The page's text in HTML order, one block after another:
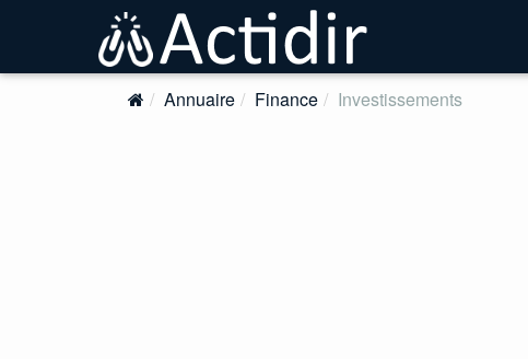
Annuaire Finance Investissements